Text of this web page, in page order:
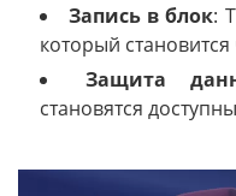
Запись в блок:
который
Защита
становятся